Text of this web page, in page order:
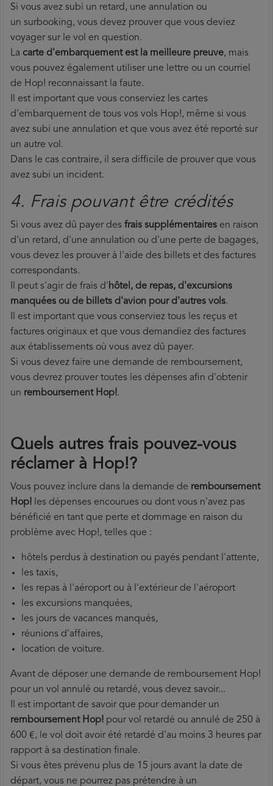
Si vous avez subi un retard, une annulation ou
un surbooking, vous devez prouver que vous deviez
voyager sur le vol en question.
La carte d'embarquement est la meilleure preuve, mais
vous pouvez également utiliser une lettre ou un courriel
de Hop! reconnaissant la faute.
Il est important que vous conserviez les cartes
d'embarquement de tous vos vols Hop!, même si vous
avez subi une annulation et que vous avez été reporté sur
un autre vol.
Dans le cas contraire, il sera difficile de prouver que vous
avez subi un incident.
4. Frais pouvant être crédités
Si vous avez dû payer des frais supplémentaires en raison
d'un retard, d'une annulation ou d'une perte de bagages,
vous devez les prouver à l'aide des billets et des factures
correspondants.
Il peut s'agir de frais d'hôtel, de repas, d'excursions
manquées ou de billets d'avion pour d'autres vols.
Il est important que vous conserviez tous les reçus et
factures originaux et que vous demandiez des factures
aux établissements où vous avez dû payer.
Si vous devez faire une demande de remboursement,
vous devrez prouver toutes les dépenses afin d'obtenir
un remboursement Hop!.
Quels autres frais pouvez-vous
réclamer à Hop!?
Vous pouvez inclure dans la demande de remboursement
Hop! les dépenses encourues ou dont vous n'avez pas
bénéficié en tant que perte et dommage en raison du
problème avec Hop!, telles que :
hôtels perdus à destination ou payés pendant l'attente,
les taxis,
les repas à l'aéroport ou à l'extérieur de l'aéroport
les excursions manquées,
les jours de vacances manqués,
réunions d'affaires,
location de voiture.
Avant de déposer une demande de remboursement Hop!
pour un vol annulé ou retardé, vous devez savoir...
Il est important de savoir que pour demander un
remboursement Hop! pour vol retardé ou annulé de 250 à
600 €, le vol doit avoir été retardé d'au moins 3 heures par
rapport à sa destination finale.
Si vous êtes prévenu plus de 15 jours avant la date de
départ, vous ne pourrez pas prétendre à un